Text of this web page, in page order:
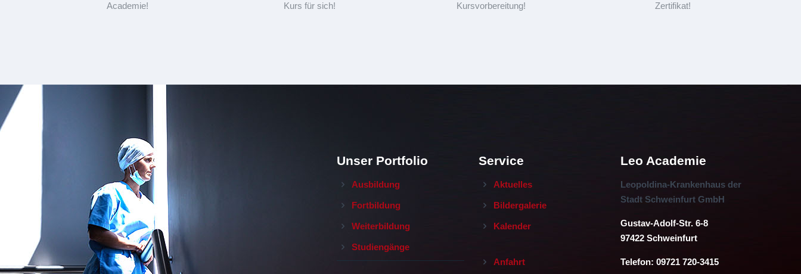
Academie!
Kurs für sich!
Kursvorbereitung!
Zertifikat!
Unser Portfolio
Ausbildung
Fortbildung
Weiterbildung
Studiengänge
Service
Aktuelles
Bildergalerie
Kalender
Anfahrt
Leo Academie
Leopoldina-Krankenhaus der
Stadt Schweinfurt GmbH
Gustav-Adolf-Str. 6-8
97422 Schweinfurt
Telefon: 09721 720-3415